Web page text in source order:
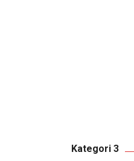
Kategori 3